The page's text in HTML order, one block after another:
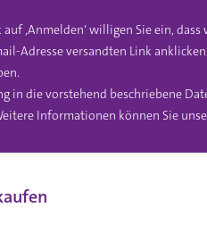
‚Anmelden‘ willigen Sie ein,
Adresse versandten Link
in die vorstehend beschriebene
Informationen können Sie